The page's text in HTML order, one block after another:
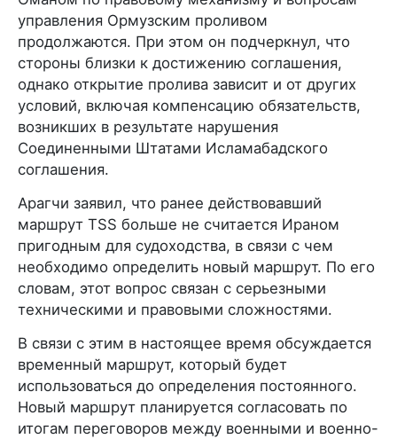
управления Ормузским проливом
продолжаются. При этом он подчеркнул, что
стороны близки к достижению соглашения,
однако открытие пролива зависит и от других
условий, включая компенсацию обязательств,
возникших в результате нарушения
Соединенными Штатами Исламабадского
соглашения.
Арагчи заявил, что ранее действовавший
маршрут TSS больше не считается Ираном
пригодным для судоходства, в связи с чем
необходимо определить новый маршрут. По его
словам, этот вопрос связан с серьезными
техническими и правовыми сложностями.
В связи с этим в настоящее время обсуждается
временный маршрут, который будет
использоваться до определения постоянного.
Новый маршрут планируется согласовать по
итогам переговоров между военными и военно-